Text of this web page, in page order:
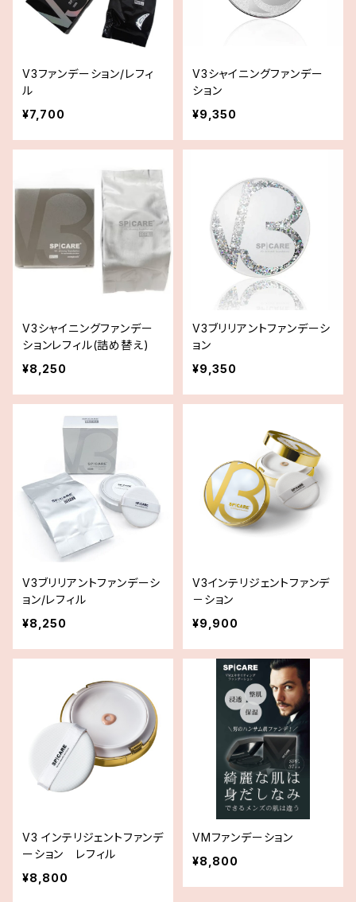
V3ファンデーション/レフィ
ル
¥7,700
V3シャイニングファンデー
ション
¥9,350
V3シャイニングファンデー
ションレフィル(詰め替え)
¥8,250
V3ブリリアントファンデーシ
ョン
¥9,350
V3ブリリアントファンデーシ
ョン/レフィル
¥8,250
V3インテリジェントファンデ
－ション
¥9,900
V3 インテリジェントファンデ
ーション レフィル
¥8,800
VMファンデーション
¥8,800